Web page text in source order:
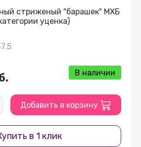
стриженый "барашек" МХБ
уценка)
В наличии
Добавить в корзину
в 1 клик